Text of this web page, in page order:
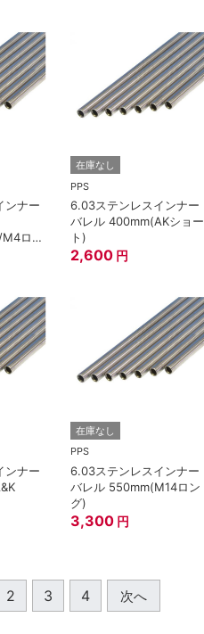
ンナー
ロン
在庫なし
PPS
6.03ステンレスインナー
バレル 400mm(AKショー
ト)
2,600 円
ンナー
在庫なし
PPS
6.03ステンレスインナー
バレル 550mm(M14ロン
グ)
3,300 円
2 3 4 次へ